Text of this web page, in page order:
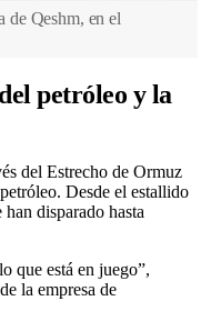
de Qeshm, en el
petróleo y la
del Estrecho de Ormuz
Desde el estallido
disparado hasta
que está en juego”,
la empresa de